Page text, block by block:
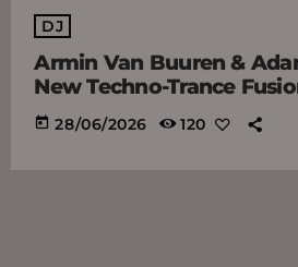
DJ
Armin Van Buuren &
New Techno-Trance
today 28/06/2026 120